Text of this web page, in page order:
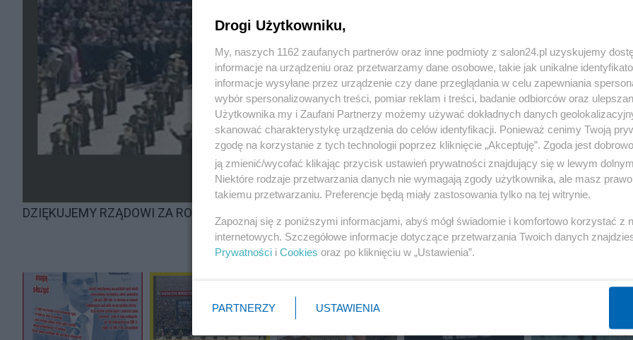
DZIĘKUJEMY RZĄDOWI ZA ROK 2012
2 z 10
Drogi Użytkowniku,
My, naszych 1162 zaufanych partnerów oraz inne podmioty z salon24.pl uzyskujemy
informacje na urządzeniu oraz przetwarzamy dane osobowe, takie jak unikalne
informacje wysyłane przez urządzenie czy dane przeglądania w celu zapewniania
wybór spersonalizowanych treści, pomiar reklam i treści, badanie odbiorców oraz
Użytkownika my i Zaufani Partnerzy możemy używać dokładnych danych
skanować charakterystykę urządzenia do celów identyfikacji. Ponieważ cenimy Twoją
zgodę na korzystanie z tych technologii poprzez kliknięcie „Akceptuję”. Zgoda jest
ją zmienić/wycofać klikając przycisk ustawień prywatności znajdujący się w lewym
Niektóre rodzaje przetwarzania danych nie wymagają zgody użytkownika, ale masz
takiemu przetwarzaniu. Preferencje będą miały zastosowania tylko na tej witrynie.
Zapoznaj się z poniższymi informacjami, abyś mógł świadomie i komfortowo korzystać z
internetowych. Szczegółowe informacje dotyczące przetwarzania Twoich danych
Prywatności i Cookies oraz po kliknięciu w „Ustawienia”.
PARTNERZY USTAWIENIA